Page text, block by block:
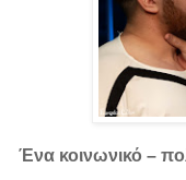
Ένα κοινωνικό –